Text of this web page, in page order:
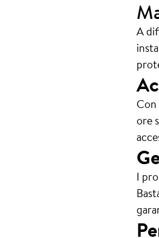
A
ore
I